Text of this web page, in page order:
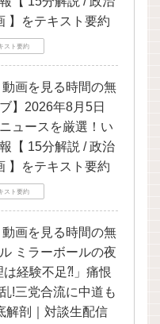
】をテキスト要約
スト要約
画を見る時間の無
】2026年8月5日
ュースを厳選！い
【 15分解説 / 政治
】をテキスト要約
スト要約
画を見る時間の無
ミラーボールの夜
経験不足⁈」痛恨
!三党合流に中道も
解剖｜対談生配信